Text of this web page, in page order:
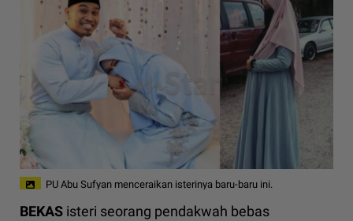
PU Abu Sufyan menceraikan isterinya baru-baru ini.
BEKAS isteri seorang pendakwah bebas